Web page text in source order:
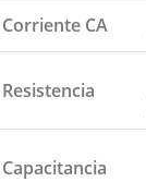
Corriente CA
Resistencia
Capacitancia